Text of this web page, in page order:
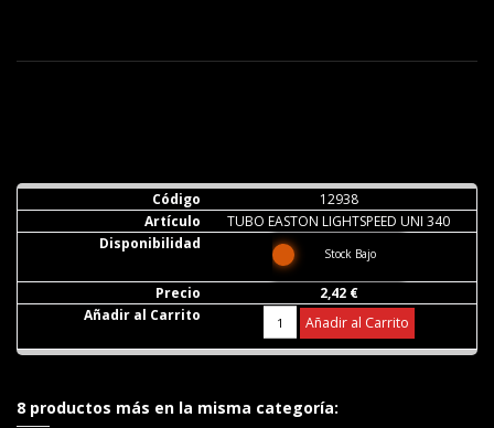
12938
TUBO EASTON LIGHTSPEED UNI 340
Stock Bajo
2,42 €
Añadir al Carrito
8 productos más en la misma categoría: